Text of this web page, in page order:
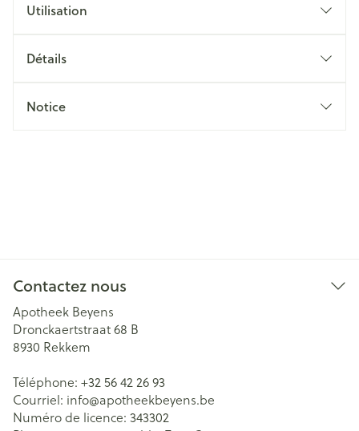
Utilisation
Détails
Notice
Contactez nous
Apotheek Beyens
Dronckaertstraat 68 B
8930 Rekkem
Téléphone: +32 56 42 26 93
Courriel: info@apotheekbeyens.be
Numéro de licence: 343302